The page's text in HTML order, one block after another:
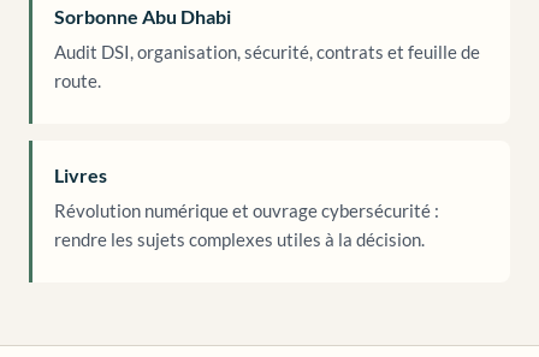
Sorbonne Abu Dhabi
Audit DSI, organisation, sécurité, contrats et feuille de
route.
Livres
Révolution numérique et ouvrage cybersécurité :
rendre les sujets complexes utiles à la décision.